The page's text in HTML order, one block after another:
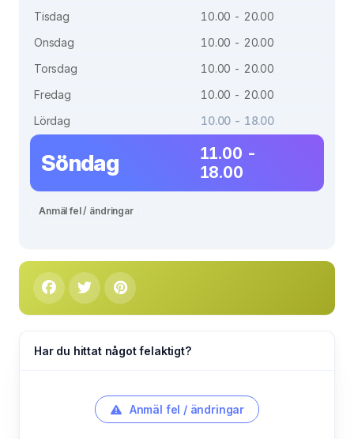
Tisdag
10.00 - 20.00
Onsdag
10.00 - 20.00
Torsdag
10.00 - 20.00
Fredag
10.00 - 20.00
Lördag
10.00 - 18.00
Söndag
11.00 -
18.00
Anmäl fel / ändringar
Har du hittat något felaktigt?
Anmäl fel / ändringar